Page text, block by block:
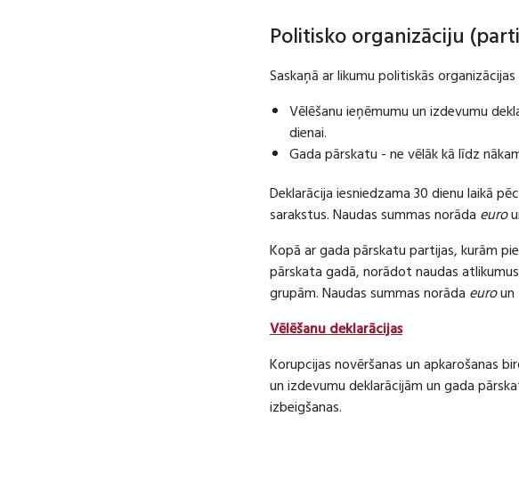
Politisko organizāciju
Saskaņā ar likumu politiskās
Vēlēšanu ieņēmumu un izdevumu
dienai.
Gada pārskatu - ne vēlāk kā līdz
Deklarācija iesniedzama 30 dienu laikā
sarakstus. Naudas summas norāda euro
Kopā ar gada pārskatu partijas, kurām
pārskata gadā, norādot naudas
grupām. Naudas summas norāda euroun
Vēlēšanu deklarācijas
Korupcijas novēršanas un apkarošanas
un izdevumu deklarācijām un gada
izbeigšanas.